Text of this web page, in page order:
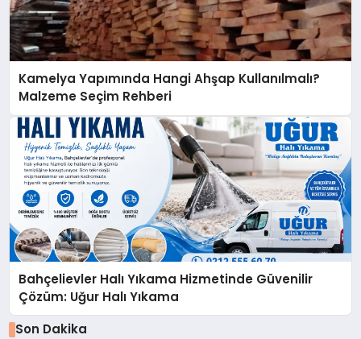
Kamelya Yapımında Hangi Ahşap Kullanılmalı?
Malzeme Seçim Rehberi
Bahçelievler Halı Yıkama Hizmetinde Güvenilir
Çözüm: Uğur Halı Yıkama
Son Dakika